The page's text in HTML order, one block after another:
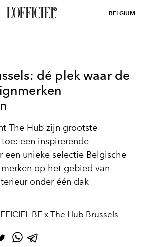
BELGIUM
dé plek waar de
The Hub zijn grootste
een inspirerende
een unieke selectie Belgische
op het gebied van
onder één dak
BE x The Hub Brussels